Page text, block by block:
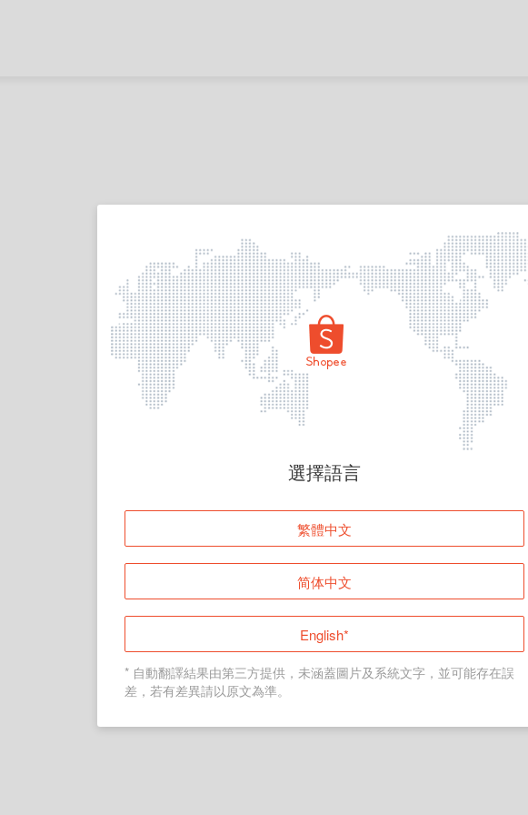
頁面無法顯示
登入
返回首頁
選擇語言
繁體中文
简体中文
English*
* 自動翻譯結果由第三方提供，未涵蓋圖片及系統文字，並可能存在誤
差，若有差異請以原文為準。